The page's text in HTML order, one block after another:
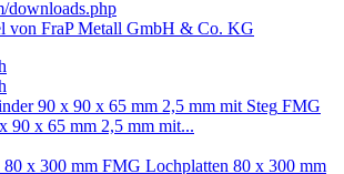
downloads.php
von FraP Metall GmbH & Co. KG
FMG
90 x 65 mm 2,5 mm mit...
FMG Lochplatten 80 x 300 mm